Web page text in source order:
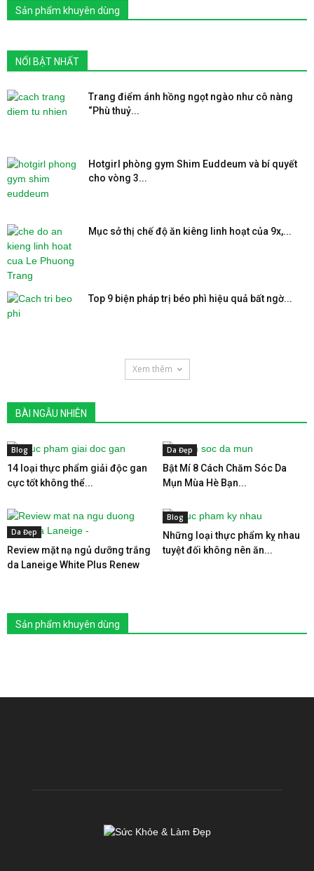
Sản phẩm khuyên dùng
NỔI BẬT NHẤT
Trang điểm ánh hồng ngọt ngào như cô nàng
“Phù thuỷ...
Hotgirl phòng gym Shim Euddeum và bí quyết
cho vòng 3...
Mục sở thị chế độ ăn kiêng linh hoạt của 9x,...
Top 9 biện pháp trị béo phì hiệu quả bất ngờ...
Xem thêm
BÀI NGẪU NHIÊN
Blog
14 loại thực phẩm giải độc gan
cực tốt không thể...
Da Đẹp
Bật Mí 8 Cách Chăm Sóc Da
Mụn Mùa Hè Bạn...
Da Đẹp
Review mặt nạ ngủ dưỡng trắng
da Laneige White Plus Renew
Blog
Những loại thực phẩm kỵ nhau
tuyệt đối không nên ăn...
Sản phẩm khuyên dùng